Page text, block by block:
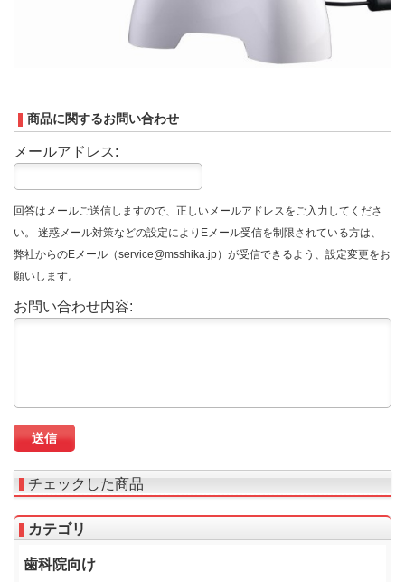
商品に関するお問い合わせ
メールアドレス:
回答はメールご送信しますので、正しいメールアドレスをご入力してくださ
い。 迷惑メール対策などの設定によりEメール受信を制限されている方は、
弊社からのEメール（service@msshika.jp）が受信できるよう、設定変更をお
願いします。
お問い合わせ内容:
チェックした商品
カテゴリ
歯科院向け